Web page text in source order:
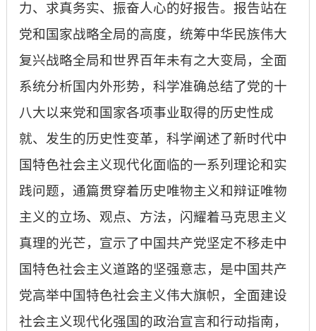
力、求真务实、振奋人心的好报告。报告站在
党和国家战略全局的高度，统筹中华民族伟大
复兴战略全局和世界百年未有之大变局，全面
系统分析国内外形势，科学准确总结了党的十
八大以来党和国家各项事业取得的历史性成
就、发生的历史性变革，科学阐述了新时代中
国特色社会主义现代化面临的一系列理论和实
践问题，通篇贯穿着历史唯物主义和辩证唯物
主义的立场、观点、方法，闪耀着马克思主义
真理的光芒，宣示了中国共产党坚定不移走中
国特色社会主义道路的坚强意志，是中国共产
党高举中国特色社会主义伟大旗帜，全面建设
社会主义现代化强国的政治宣言和行动指南，